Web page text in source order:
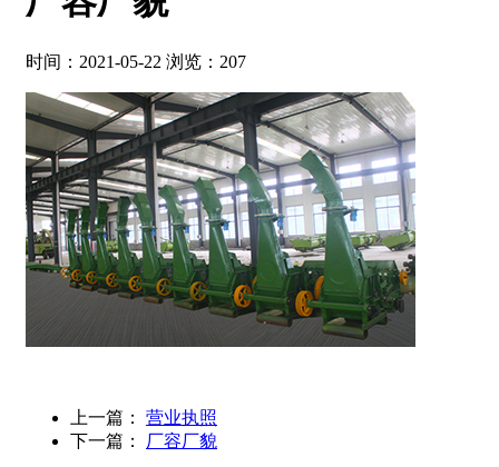
时间：2021-05-22 浏览：207
上一篇：
营业执照
下一篇：
厂容厂貌